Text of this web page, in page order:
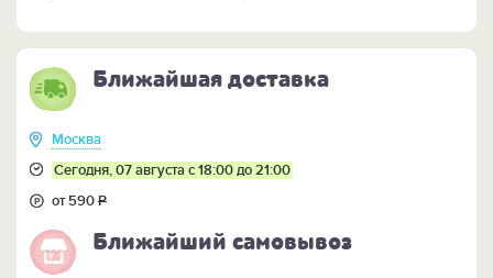
Ближайшая доставка
Москва
Сегодня, 07 августа с 18:00 до 21:00
от 590Р
Ближайший самовывоз